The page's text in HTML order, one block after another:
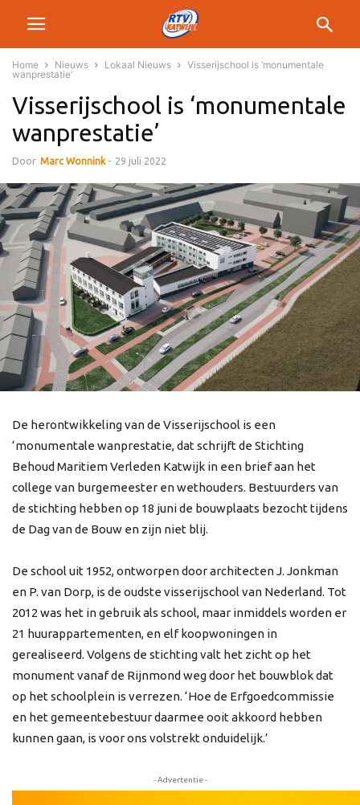
Home Nieuws Lokaal Nieuws
Visserijschool is ‘monumentale
wanprestatie’
Visserijschool is ‘monumentale
wanprestatie’
Door Marc Wonnink - 29 juli 2022
De herontwikkeling van de Visserijschool is een
‘monumentale wanprestatie, dat schrijft de Stichting
Behoud Maritiem Verleden Katwijk in een brief aan het
college van burgemeester en wethouders. Bestuurders van
de stichting hebben op 18 juni de bouwplaats bezocht tijdens
de Dag van de Bouw en zijn niet blij.
De school uit 1952, ontworpen door architecten J. Jonkman
en P. van Dorp, is de oudste visserijschool van Nederland. Tot
2012 was het in gebruik als school, maar inmiddels worden er
21 huurappartementen, en elf koopwoningen in
gerealiseerd. Volgens de stichting valt het zicht op het
monument vanaf de Rijnmond weg door het bouwblok dat
op het schoolplein is verrezen. ‘Hoe de Erfgoedcommissie
en het gemeentebestuur daarmee ooit akkoord hebben
kunnen gaan, is voor ons volstrekt onduidelijk.’
- Advertentie -